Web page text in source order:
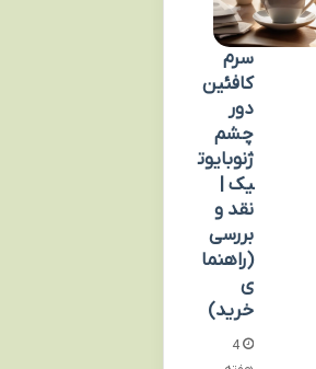
سرم
کافئین
دور
چشم
ژنوبایوت
یک |
نقد و
بررسی
(راهنما
ی
خرید)
4